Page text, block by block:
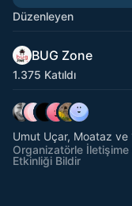
Düzenleyen
BUG Zone
1.375 Katıldı
Umut Uçar, Moataz
Organizatörle İletişime
Etkinliği Bildir